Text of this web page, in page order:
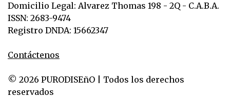
Domicilio Legal: Alvarez Thomas 198 - 2Q - C.A.B.A.
ISSN: 2683-9474
Registro DNDA: 15662347
Contáctenos
© 2026 PURODISEñO | Todos los derechos
reservados